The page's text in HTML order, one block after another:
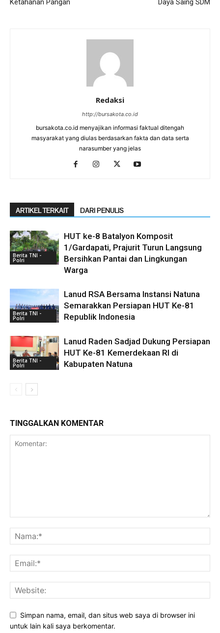
Ketahanan Pangan Daya Saing SDM
Redaksi
http://bursakota.co.id
bursakota.co.id menyajikan informasi faktual ditengah
masyarakat yang diulas berdasarkan fakta dan data serta
narasumber yang jelas
ARTIKEL TERKAIT DARI PENULIS
Berita TNI -
Polri
HUT ke-8 Batalyon Komposit
1/Gardapati, Prajurit Turun Langsung
Bersihkan Pantai dan Lingkungan
Warga
Berita TNI -
Polri
Lanud RSA Bersama Instansi Natuna
Semarakkan Persiapan HUT Ke-81
Republik Indonesia
Berita TNI -
Polri
Lanud Raden Sadjad Dukung Persiapan
HUT Ke-81 Kemerdekaan RI di
Kabupaten Natuna
TINGGALKAN KOMENTAR
Simpan nama, email, dan situs web saya di browser ini
untuk lain kali saya berkomentar.